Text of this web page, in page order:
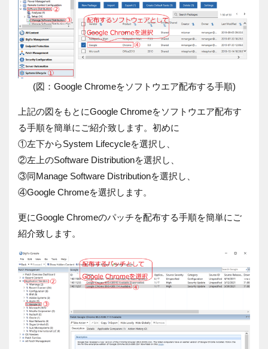
(図：Google Chromeをソフトウエア配布する手順)
上記の図をもとにGoogle Chromeをソフトウエア配布す
る手順を簡単にご紹介致します。初めに
①左下からSystem Lifecycleを選択し、
②左上のSoftware Distributionを選択し、
③同Manage Software Distributionを選択し、
④Google Chromeを選択します。
更にGoogle Chromeのパッチを配布する手順を簡単にご
紹介致します。